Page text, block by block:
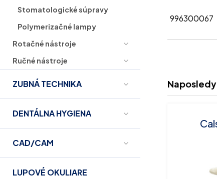
Stomatologické súpravy
Polymerizačné lampy
Rotačné nástroje
Ručné nástroje
ZUBNÁ TECHNIKA
DENTÁLNA HYGIENA
CAD/CAM
LUPOVÉ OKULIARE
996300067